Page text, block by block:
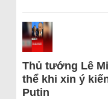
Thủ tướng Lê
thể khi xin ý
Putin